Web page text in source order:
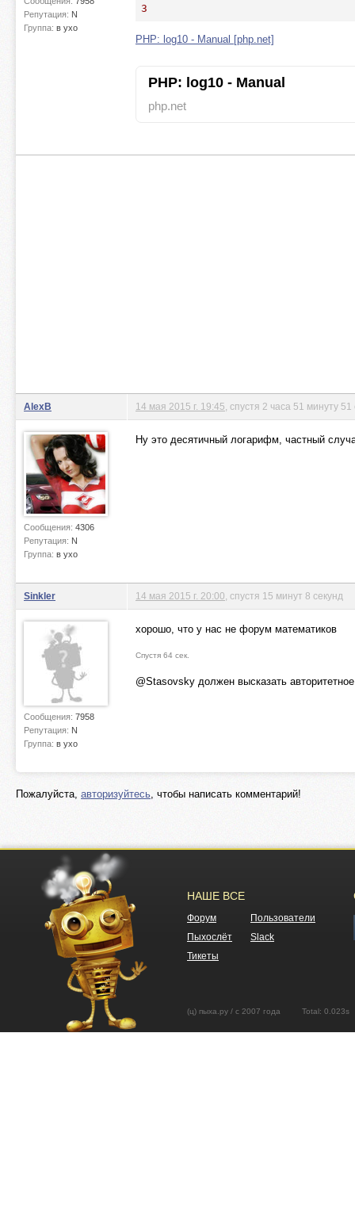
Репутация: N
Группа: в ухо
3
PHP: log10 - Manual [php.net]
PHP: log10 - Manual
php.net
AlexB
Сообщения: 4306
Репутация: N
Группа: в ухо
14 мая 2015 г. 19:45 , спустя 2 часа 51 минуту 51
Ну это десятичный логарифм, частный
Sinkler
Сообщения: 7958
Репутация: N
Группа: в ухо
14 мая 2015 г. 20:00 , спустя 15 минут 8 секунд
хорошо, что у нас не форум математиков
Спустя 64 сек.
@Stasovsky должен высказать
Пожалуйста, авторизуйтесь, чтобы написать комментарий!
НАШЕ ВСЕ
Форум
Пользователи
Пыхослёт
Slack
Тикеты
(ц) пыха.ру / с 2007 года Total: